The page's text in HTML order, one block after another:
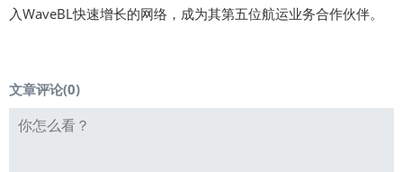
入WaveBL快速增长的网络，成为其第五位航运业务合作伙伴。
文章评论(0)